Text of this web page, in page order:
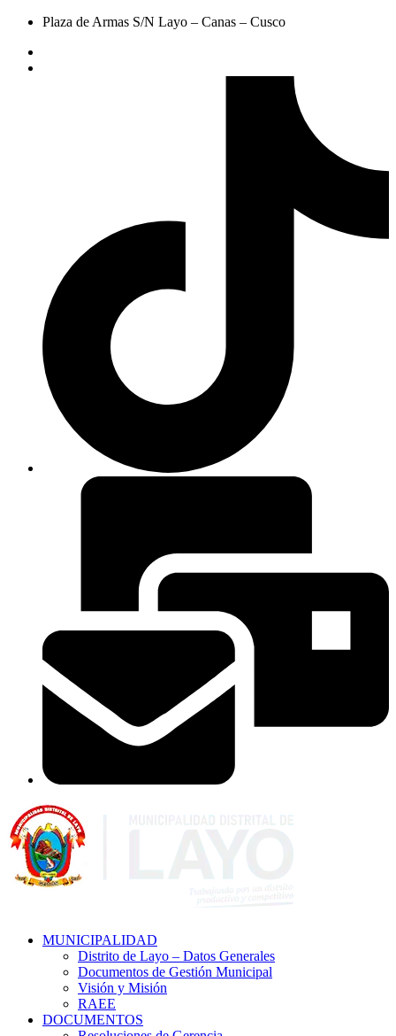
Plaza de Armas S/N Layo – Canas – Cusco
MUNICIPALIDAD
Distrito de Layo – Datos Generales
Documentos de Gestión Municipal
Visión y Misión
RAEE
DOCUMENTOS